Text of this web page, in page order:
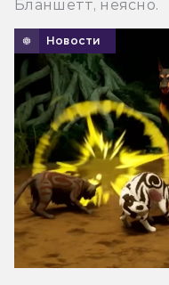
Бланшетт, неясно.
Новости